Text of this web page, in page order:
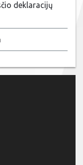
deklaracijų